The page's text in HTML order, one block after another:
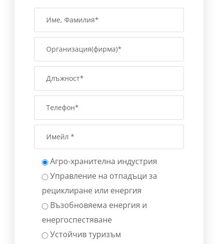
Агро-хранителна индустрия
Управление на отпадъци за
рециклиране или енергия
Възобновяема енергия и
енергоспестяване
Устойчив туризъм